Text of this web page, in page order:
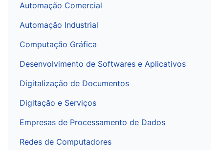
Automação Comercial
Automação Industrial
Computação Gráfica
Desenvolvimento de Softwares e Aplicativos
Digitalização de Documentos
Digitação e Serviços
Empresas de Processamento de Dados
Redes de Computadores